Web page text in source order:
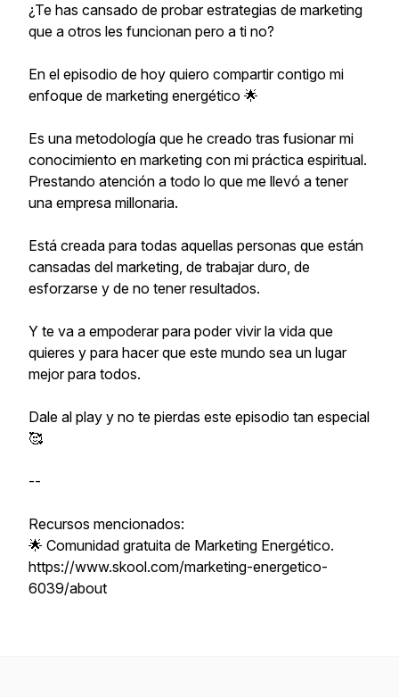
¿Te has cansado de probar estrategias de marketing
que a otros les funcionan pero a ti no?
En el episodio de hoy quiero compartir contigo mi
enfoque de marketing energético 🌟
Es una metodología que he creado tras fusionar mi
conocimiento en marketing con mi práctica espiritual.
Prestando atención a todo lo que me llevó a tener
una empresa millonaria.
Está creada para todas aquellas personas que están
cansadas del marketing, de trabajar duro, de
esforzarse y de no tener resultados.
Y te va a empoderar para poder vivir la vida que
quieres y para hacer que este mundo sea un lugar
mejor para todos.
Dale al play y no te pierdas este episodio tan especial
🥰
--
Recursos mencionados:
🌟 Comunidad gratuita de Marketing Energético.
https://www.skool.com/marketing-energetico-
6039/about